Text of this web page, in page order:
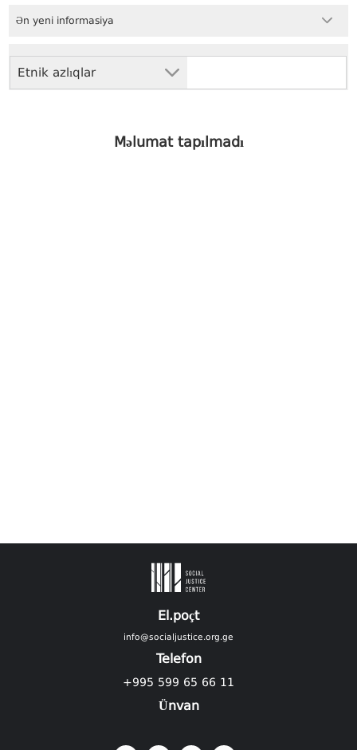
Etnik azlıqlar
Ən yeni informasiya
Məlumat tapılmadı
El.poçt
info@socialjustice.org.ge
Telefon
+995 599 65 66 11
Ünvan